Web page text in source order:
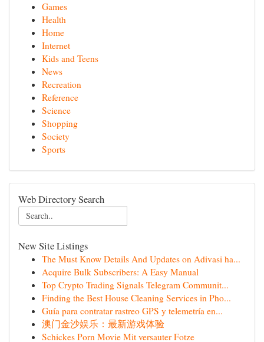
Games
Health
Home
Internet
Kids and Teens
News
Recreation
Reference
Science
Shopping
Society
Sports
Web Directory Search
New Site Listings
The Must Know Details And Updates on Adivasi ha...
Acquire Bulk Subscribers: A Easy Manual
Top Crypto Trading Signals Telegram Communit...
Finding the Best House Cleaning Services in Pho...
Guía para contratar rastreo GPS y telemetría en...
澳门金沙娱乐：最新游戏体验
Schickes Porn Movie Mit versauter Fotze